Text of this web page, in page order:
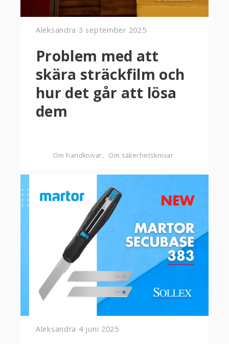
Aleksandra 3 september 2025
Problem med att
skära sträckfilm och
hur det går att lösa
dem
Om handknivar Om säkerhetsknivar
Aleksandra 4 juni 2025